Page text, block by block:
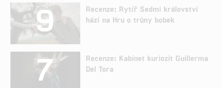
9
Recenze: Rytíř Sedmi království
hází na Hru o trůny bobek
7
Recenze: Kabinet kuriozit Guillerma
Del Tora